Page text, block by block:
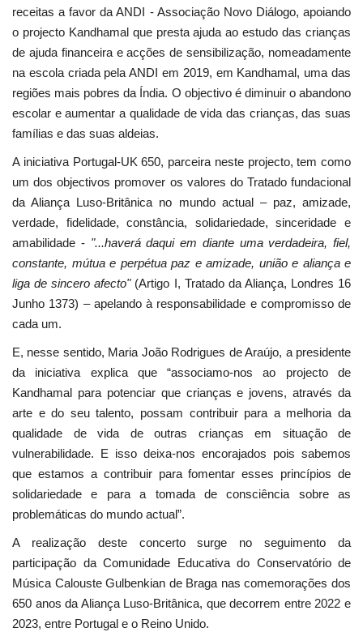
receitas a favor da ANDI - Associação Novo Diálogo, apoiando
o projecto Kandhamal que presta ajuda ao estudo das crianças
de ajuda financeira e acções de sensibilização, nomeadamente
na escola criada pela ANDI em 2019, em Kandhamal, uma das
regiões mais pobres da Índia. O objectivo é diminuir o abandono
escolar e aumentar a qualidade de vida das crianças, das suas
famílias e das suas aldeias.
A iniciativa Portugal-UK 650, parceira neste projecto, tem como
um dos objectivos promover os valores do Tratado fundacional
da Aliança Luso-Britânica no mundo actual – paz, amizade,
verdade, fidelidade, constância, solidariedade, sinceridade e
amabilidade - "...haverá daqui em diante uma verdadeira, fiel,
constante, mútua e perpétua paz e amizade, união e aliança e
liga de sincero afecto"(Artigo I, Tratado da Aliança, Londres 16
Junho 1373) – apelando à responsabilidade e compromisso de
cada um.
E, nesse sentido, Maria João Rodrigues de Araújo, a presidente
da iniciativa explica que “associamo-nos ao projecto de
Kandhamal para potenciar que crianças e jovens, através da
arte e do seu talento, possam contribuir para a melhoria da
qualidade de vida de outras crianças em situação de
vulnerabilidade. E isso deixa-nos encorajados pois sabemos
que estamos a contribuir para fomentar esses princípios de
solidariedade e para a tomada de consciência sobre as
problemáticas do mundo actual”.
A realização deste concerto surge no seguimento da
participação da Comunidade Educativa do Conservatório de
Música Calouste Gulbenkian de Braga nas comemorações dos
650 anos da Aliança Luso-Britânica, que decorrem entre 2022 e
2023, entre Portugal e o Reino Unido.